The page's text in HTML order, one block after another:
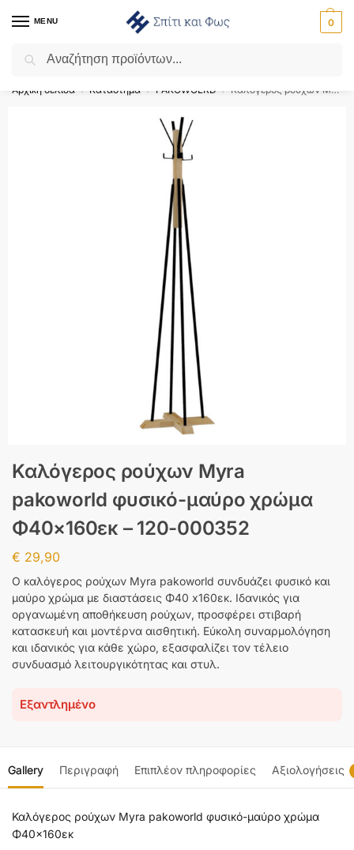
MENU 0
Flash Sale ⚡ 10% Έκπτωση με τον κωδικό ‘SPRING’!
Αρχική σελίδα / Κατάστημα / PAKOWOLRD / Καλόγερος ρούχων Myra pakoworld φυσικό-μαύρο χρώμα Φ40×160εκ – 120-000352
Καλόγερος ρούχων Myra
pakoworld φυσικό-μαύρο χρώμα
Φ40×160εκ – 120-000352
€ 29,90
Ο καλόγερος ρούχων Myra pakoworld συνδυάζει φυσικό και
μαύρο χρώμα με διαστάσεις Φ40 x160εκ. Ιδανικός για
οργανωμένη αποθήκευση ρούχων, προσφέρει στιβαρή
κατασκευή και μοντέρνα αισθητική. Εύκολη συναρμολόγηση
και ιδανικός για κάθε χώρο, εξασφαλίζει τον τέλειο
συνδυασμό λειτουργικότητας και στυλ.
Εξαντλημένο
Gallery Περιγραφή Επιπλέον πληροφορίες Αξιολογήσεις
Καλόγερος ρούχων Myra pakoworld φυσικό-μαύρο χρώμα
Φ40×160εκ